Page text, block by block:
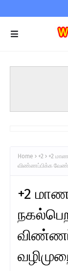
Home +2
+2
விண்ணப்பிக்க
+2